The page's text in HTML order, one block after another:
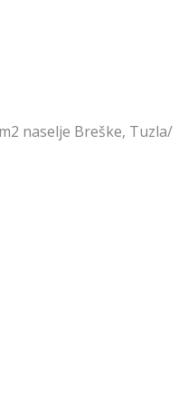
naselje Breške, Tuzla/